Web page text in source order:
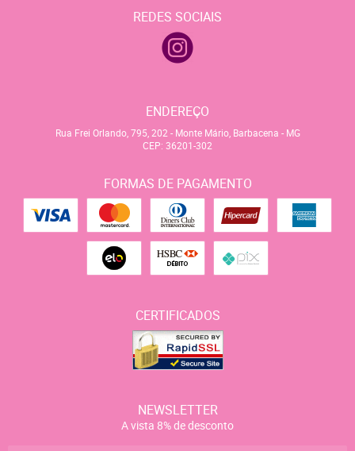
REDES SOCIAIS
ENDEREÇO
Rua Frei Orlando, 795, 202 - Monte Mário, Barbacena - MG
CEP: 36201-302
FORMAS DE PAGAMENTO
CERTIFICADOS
NEWSLETTER
A vista 8% de desconto